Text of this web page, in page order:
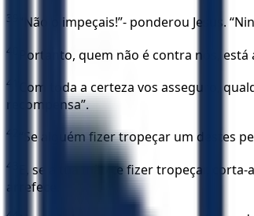
39 “Não o impeçais!”- ponderou Jesus.
40 Portanto, quem não é contra nós, está
41
Com toda a certeza vos asseguro,
recompensa”.
42 “Se alguém fizer tropeçar um destes
43
E, se a tua mão te fizer tropeçar,
arrefece.